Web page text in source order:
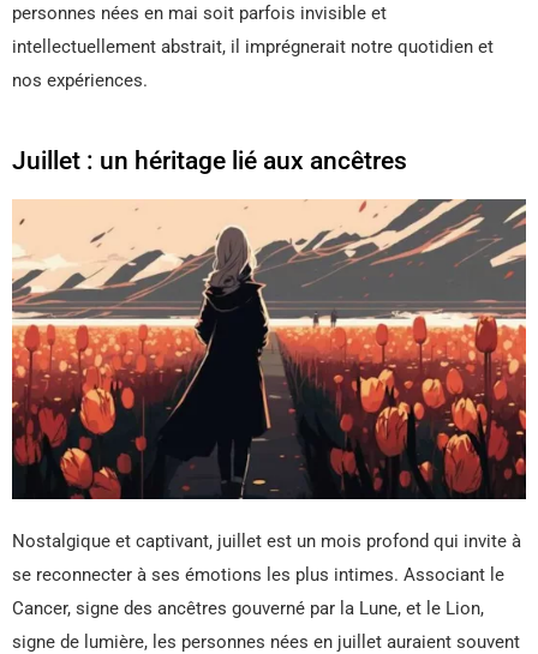
personnes nées en mai soit parfois invisible et
intellectuellement abstrait, il imprégnerait notre quotidien et
nos expériences.
Juillet : un héritage lié aux ancêtres
Nostalgique et captivant, juillet est un mois profond qui invite à
se reconnecter à ses émotions les plus intimes. Associant le
Cancer, signe des ancêtres gouverné par la Lune, et le Lion,
signe de lumière, les personnes nées en juillet auraient souvent